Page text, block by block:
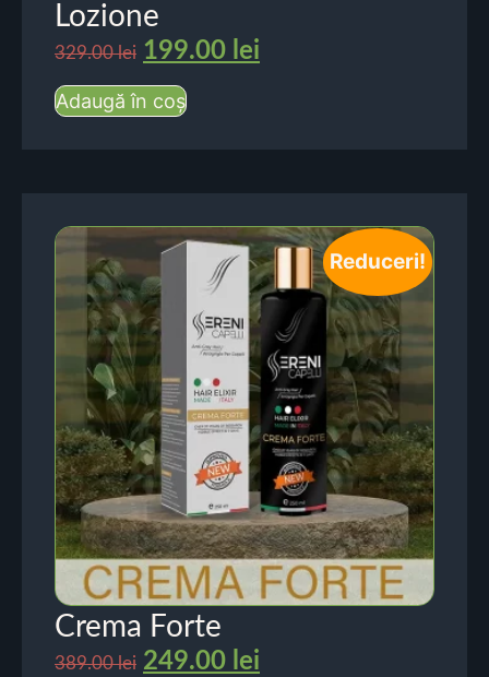
Lozione
329.00lei 199.00 lei
Adaugă în coș
Reduceri!
Crema Forte
389.00lei 249.00 lei